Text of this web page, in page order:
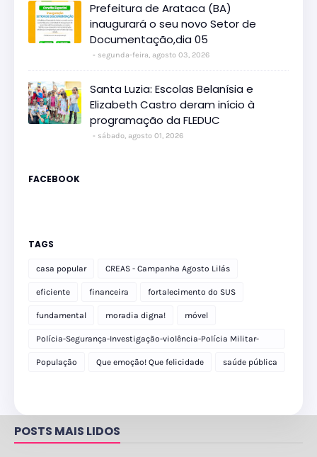
Prefeitura de Arataca (BA)
inaugurará o seu novo Setor de
Documentação,dia 05
segunda-feira, agosto 03, 2026
Santa Luzia: Escolas Belanísia e
Elizabeth Castro deram início à
programação da FLEDUC
sábado, agosto 01, 2026
FACEBOOK
TAGS
casa popular CREAS - Campanha Agosto Lilás
eficiente financeira fortalecimento do SUS
fundamental moradia digna! móvel
Polícia-Segurança-Investigação-violência-Polícia Militar-
delegacia
População Que emoção! Que felicidade saúde pública
POSTS MAIS LIDOS